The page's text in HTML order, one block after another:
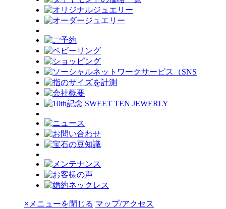
× メニューを閉じる マップ/アクセス